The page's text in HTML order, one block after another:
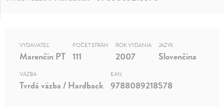
VYDAVATEĽ
Marenčin PT
POČET STRÁN
111
ROK VYDANIA
2007
JAZYK
Slovenčina
VÄZBA
Tvrdá väzba / Hardback
EAN
9788089218578